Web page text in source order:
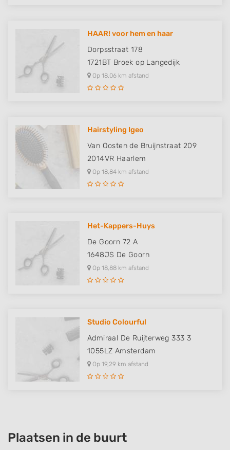
HAAR! voor hem en haar
Dorpsstraat 178
1721BT Broek op Langedijk
Op 18,06 km afstand
Hairstyling Igeo
Van Oosten de Bruijnstraat 209
2014VR Haarlem
Op 18,84 km afstand
Het-Kappers-Huys
De Goorn 72 A
1648JS De Goorn
Op 18,88 km afstand
Studio Colourful
Admiraal De Ruijterweg 333 3
1055LZ Amsterdam
Op 19,29 km afstand
Plaatsen in de buurt